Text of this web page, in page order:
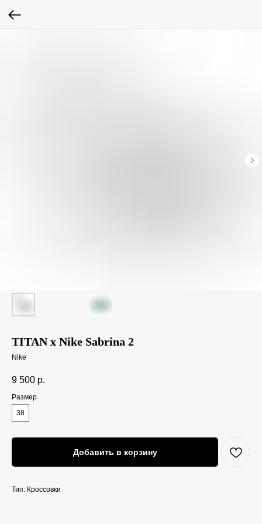
TITAN x Nike Sabrina 2
Nike
9 500 р.
Размер
38
Добавить в корзину
Тип: Кроссовки